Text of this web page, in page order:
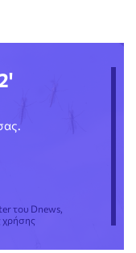
του Dnews,
χρήσης